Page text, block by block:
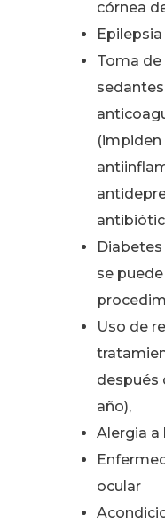
córnea
Epilepsia
Toma
(impiden
se puede
Uso de
después
año),
Alergia a
ocular